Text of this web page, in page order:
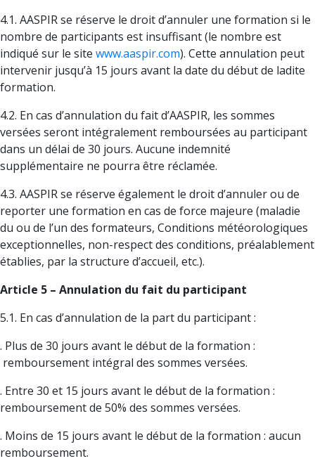
4.1. AASPIR se réserve le droit d’annuler une formation si le
nombre de participants est insuffisant (le nombre est
indiqué sur le site www.aaspir.com). Cette annulation peut
intervenir jusqu’à 15 jours avant la date du début de ladite
formation.
4.2. En cas d’annulation du fait d’AASPIR, les sommes
versées seront intégralement remboursées au participant
dans un délai de 30 jours. Aucune indemnité
supplémentaire ne pourra être réclamée.
4.3. AASPIR se réserve également le droit d’annuler ou de
reporter une formation en cas de force majeure (maladie
du ou de l’un des formateurs, Conditions météorologiques
exceptionnelles, non-respect des conditions, préalablement
établies, par la structure d’accueil, etc.).
Article 5 – Annulation du fait du participant
5.1. En cas d’annulation de la part du participant :
. Plus de 30 jours avant le début de la formation :
remboursement intégral des sommes versées.
. Entre 30 et 15 jours avant le début de la formation :
remboursement de 50% des sommes versées.
. Moins de 15 jours avant le début de la formation : aucun
remboursement.